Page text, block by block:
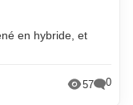
en hybride, et
57 0